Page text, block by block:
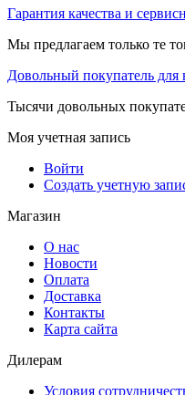
Гарантия качества и
Мы предлагаем только те
Довольный покупатель для
Тысячи довольных
Моя учетная запись
Войти
Создать учетную
Магазин
О нас
Новости
Оплата
Доставка
Контакты
Карта сайта
Дилерам
Условия